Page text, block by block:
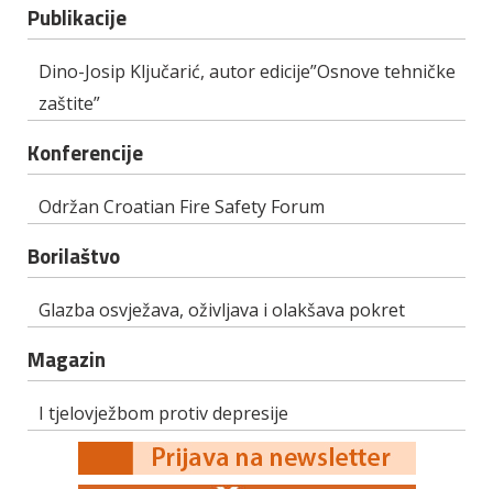
Publikacije
Dino-Josip Ključarić, autor edicije”Osnove tehničke
zaštite”
Konferencije
Održan Croatian Fire Safety Forum
Borilaštvo
Glazba osvježava, oživljava i olakšava pokret
Magazin
I tjelovježbom protiv depresije